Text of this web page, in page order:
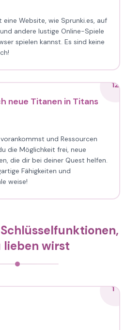
Website, wie Sprunki.es, auf
andere lustige Online-Spiele
spielen kannst. Es sind keine
12
neue Titanen in Titans
und Ressourcen
die Möglichkeit frei, neue
die dir bei deiner Quest helfen.
Fähigkeiten und
weise!
lieben wirst
1